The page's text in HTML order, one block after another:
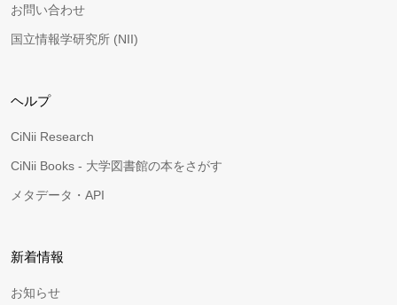
お問い合わせ
国立情報学研究所 (NII)
ヘルプ
CiNii Research
CiNii Books - 大学図書館の本をさがす
メタデータ・API
新着情報
お知らせ